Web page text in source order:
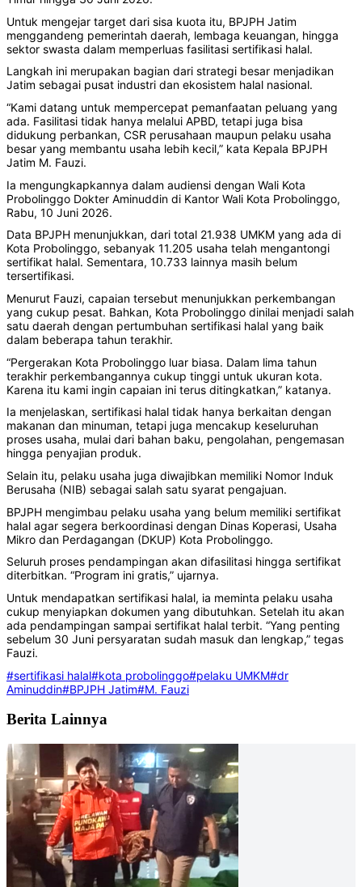
Untuk mengejar target dari sisa kuota itu, BPJPH Jatim
menggandeng pemerintah daerah, lembaga keuangan, hingga
sektor swasta dalam memperluas fasilitasi sertifikasi halal.
Langkah ini merupakan bagian dari strategi besar menjadikan
Jatim sebagai pusat industri dan ekosistem halal nasional.
‎‎“Kami datang untuk mempercepat pemanfaatan peluang yang
ada. Fasilitasi tidak hanya melalui APBD, tetapi juga bisa
didukung perbankan, CSR perusahaan maupun pelaku usaha
besar yang membantu usaha lebih kecil,” kata Kepala BPJPH
Jatim M. Fauzi.
Ia mengungkapkannya dalam audiensi dengan Wali Kota
Probolinggo Dokter Aminuddin di Kantor Wali Kota Probolinggo,
Rabu, 10 Juni 2026. ‎
‎Data BPJPH menunjukkan, dari total 21.938 UMKM yang ada di
Kota Probolinggo, sebanyak 11.205 usaha telah mengantongi
sertifikat halal. Sementara, 10.733 lainnya masih belum
tersertifikasi. ‎
‎Menurut Fauzi, capaian tersebut menunjukkan perkembangan
yang cukup pesat. Bahkan, Kota Probolinggo dinilai menjadi salah
satu daerah dengan pertumbuhan sertifikasi halal yang baik
dalam beberapa tahun terakhir. ‎
‎“Pergerakan Kota Probolinggo luar biasa. Dalam lima tahun
terakhir perkembangannya cukup tinggi untuk ukuran kota.
Karena itu kami ingin capaian ini terus ditingkatkan,” katanya. ‎‎
Ia menjelaskan, sertifikasi halal tidak hanya berkaitan dengan
makanan dan minuman, tetapi juga mencakup keseluruhan
proses usaha, mulai dari bahan baku, pengolahan, pengemasan
hingga penyajian produk.
‎Selain itu, pelaku usaha juga diwajibkan memiliki Nomor Induk
Berusaha (NIB) sebagai salah satu syarat pengajuan.
‎‎BPJPH mengimbau pelaku usaha yang belum memiliki sertifikat
halal agar segera berkoordinasi dengan Dinas Koperasi, Usaha
Mikro dan Perdagangan (DKUP) Kota Probolinggo.
Seluruh proses pendampingan akan difasilitasi hingga sertifikat
diterbitkan. ‎‎“Program ini gratis,” ujarnya.
Untuk mendapatkan sertifikasi halal, ia meminta pelaku usaha
cukup menyiapkan dokumen yang dibutuhkan. Setelah itu akan
ada pendampingan sampai sertifikat halal terbit. “Yang penting
sebelum 30 Juni persyaratan sudah masuk dan lengkap,” tegas
Fauzi.
#sertifikasi halal#kota probolinggo#pelaku UMKM#dr
Aminuddin#BPJPH Jatim#M. Fauzi
Berita Lainnya